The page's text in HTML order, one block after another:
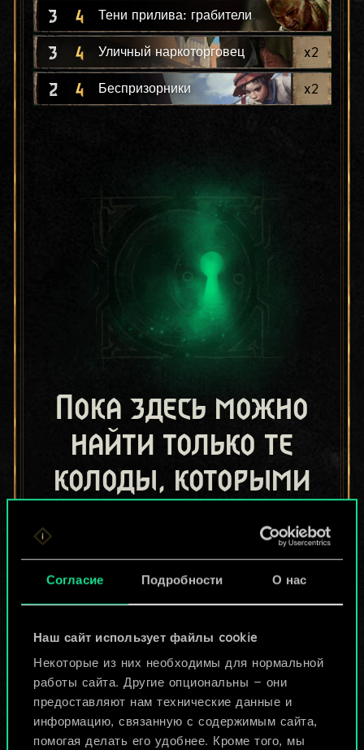
Согласие Подробности О нас
Наш сайт использует файлы cookie
Некоторые из них необходимы для нормальной
работы сайта. Другие опциональны — они
предоставляют нам технические данные и
информацию, связанную с содержимым сайта,
помогая делать его удобнее. Кроме того, мы
3 4 Тени прилива: грабители
3 4 Уличный наркоторговец x2
2 4 Беспризорники x2
Пока здесь можно
найти только те
колоды, которыми
игроки.
Но их может быть
Назвать колоду и описать её
Изменить колоду